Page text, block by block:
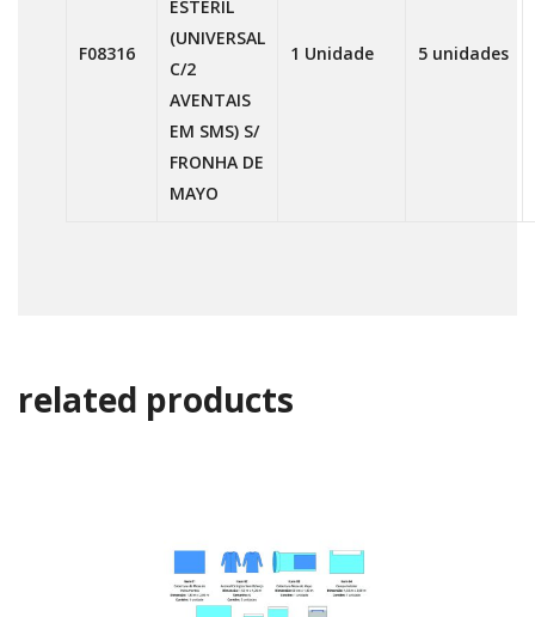
F08316
ESTERIL
(UNIVERSAL
C/2
AVENTAIS
EM SMS) S/
FRONHA DE
MAYO
1 Unidade 5 unidades
related products